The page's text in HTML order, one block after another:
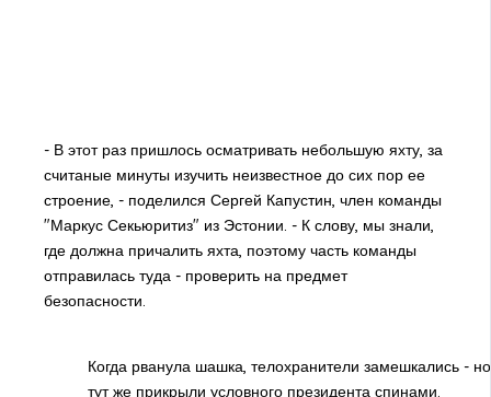
- В этот раз пришлось осматривать небольшую яхту, за
считаные минуты изучить неизвестное до сих пор ее
строение, - поделился Сергей Капустин, член команды
"Маркус Секьюритиз" из Эстонии. - К слову, мы знали,
где должна причалить яхта, поэтому часть команды
отправилась туда - проверить на предмет
безопасности.
Когда рванула шашка, телохранители замешкались -
тут же прикрыли условного президента спинами.